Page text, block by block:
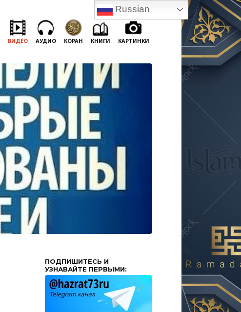
ВИДЕО АУДИО КОРАН КНИГИ КАРТИНКИ
ПОДПИШИТЕСЬ И
УЗНАВАЙТЕ ПЕРВЫМИ:
Russian